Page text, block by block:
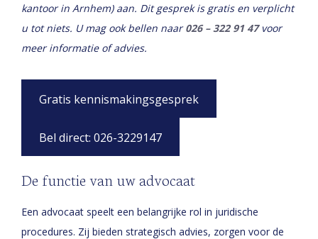
kantoor in Arnhem) aan. Dit gesprek is gratis en verplicht
u tot niets. U mag ook bellen naar026 – 322 91 47voor
meer informatie of advies.
Gratis kennismakingsgesprek
Bel direct: 026-3229147
De functie van uw advocaat
Een advocaat speelt een belangrijke rol in juridische
procedures. Zij bieden strategisch advies, zorgen voor de